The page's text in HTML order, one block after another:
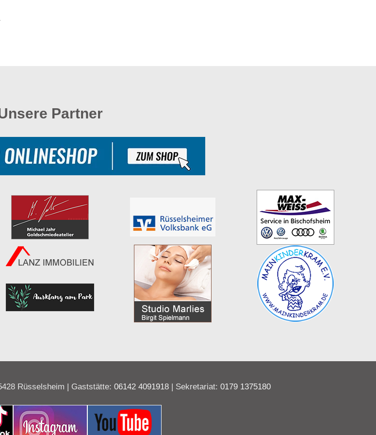
Partner
Rüsselsheim | Gaststätte: 06142 4091918 | Sekretariat: 0179 1375180